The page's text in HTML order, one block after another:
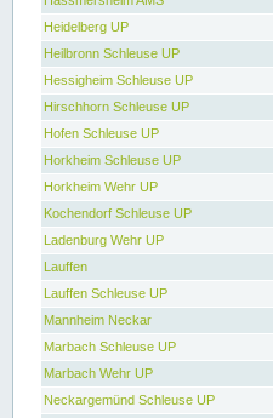
Heidelberg UP
Heilbronn Schleuse UP
Hessigheim Schleuse UP
Hirschhorn Schleuse UP
Hofen Schleuse UP
Horkheim Schleuse UP
Horkheim Wehr UP
Kochendorf Schleuse UP
Ladenburg Wehr UP
Lauffen
Lauffen Schleuse UP
Mannheim Neckar
Marbach Schleuse UP
Marbach Wehr UP
Neckargemünd Schleuse UP